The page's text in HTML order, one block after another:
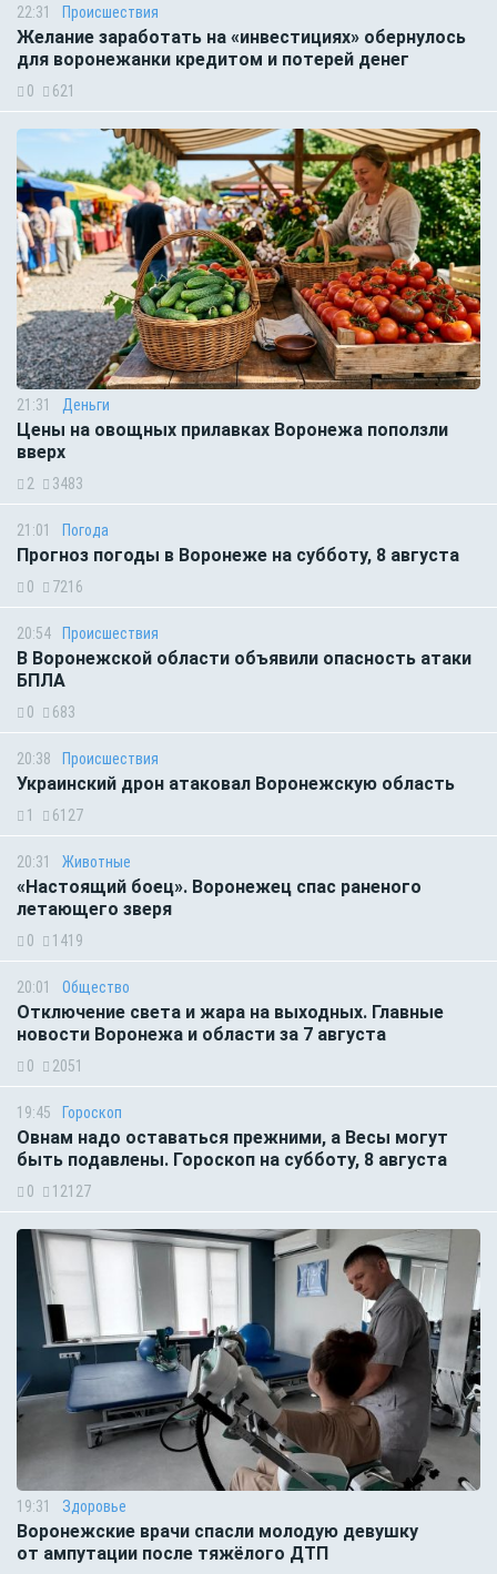
22:31 Происшествия
Желание заработать на «инвестициях» обернулось
для воронежанки кредитом и потерей денег
0 621
21:31 Деньги
Цены на овощных прилавках Воронежа поползли
вверх
2 3483
21:01 Погода
Прогноз погоды в Воронеже на субботу, 8 августа
0 7216
20:54 Происшествия
В Воронежской области объявили опасность атаки
БПЛА
0 683
20:38 Происшествия
Украинский дрон атаковал Воронежскую область
1 6127
20:31 Животные
«Настоящий боец». Воронежец спас раненого
летающего зверя
0 1419
20:01 Общество
Отключение света и жара на выходных. Главные
новости Воронежа и области за 7 августа
0 2051
19:45 Гороскоп
Овнам надо оставаться прежними, а Весы могут
быть подавлены. Гороскоп на субботу, 8 августа
0 12127
19:31 Здоровье
Воронежские врачи спасли молодую девушку
от ампутации после тяжёлого ДТП